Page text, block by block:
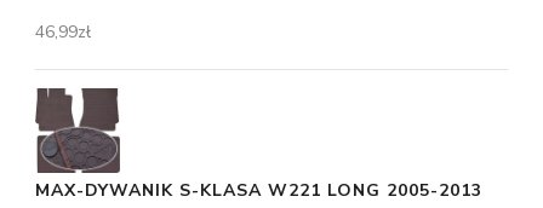
46,99zł
MAX-DYWANIK S-KLASA W221 LONG 2005-2013